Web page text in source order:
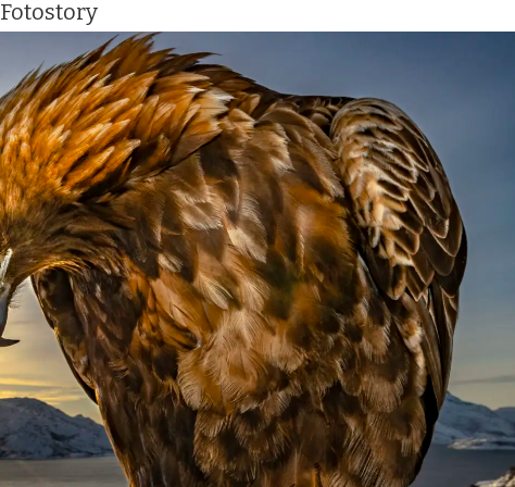
Fotostory